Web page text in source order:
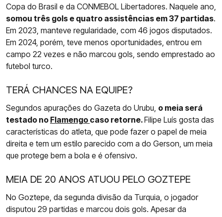
Copa do Brasil e da CONMEBOL Libertadores. Naquele ano,
somou três gols e quatro assistências em 37 partidas.
Em 2023, manteve regularidade, com 46 jogos disputados.
Em 2024, porém, teve menos oportunidades, entrou em
campo 22 vezes e não marcou gols, sendo emprestado ao
futebol turco.
TERÁ CHANCES NA EQUIPE?
Segundos apurações do Gazeta do Urubu, o meia será
testado no Flamengo caso retorne.Filipe Luís gosta das
características do atleta, que pode fazer o papel de meia
direita e tem um estilo parecido com a do Gerson, um meia
que protege bem a bola e é ofensivo.
MEIA DE 20 ANOS ATUOU PELO GOZTEPE
No Goztepe, da segunda divisão da Turquia, o jogador
disputou 29 partidas e marcou dois gols. Apesar da